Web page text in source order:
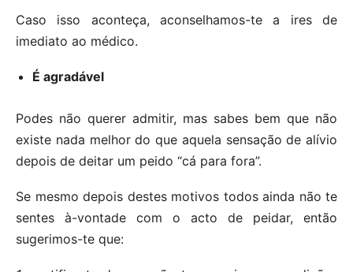
Caso isso aconteça, aconselhamos-te a ires de
imediato ao médico.
É agradável
Podes não querer admitir, mas sabes bem que não
existe nada melhor do que aquela sensação de alívio
depois de deitar um peido “cá para fora”.
Se mesmo depois destes motivos todos ainda não te
sentes à-vontade com o acto de peidar, então
sugerimos-te que: